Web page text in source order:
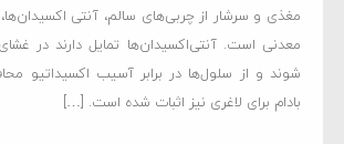
مغذی و سرشار از چربی‌های سالم، آنتی
معدنی است. آنتی‌اکسیدان‌ها تمایل دارند در
شوند و از سلول‌ها در برابر آسیب اکسیداتیو
بادام برای لاغری نیز اثبات شده است. […]